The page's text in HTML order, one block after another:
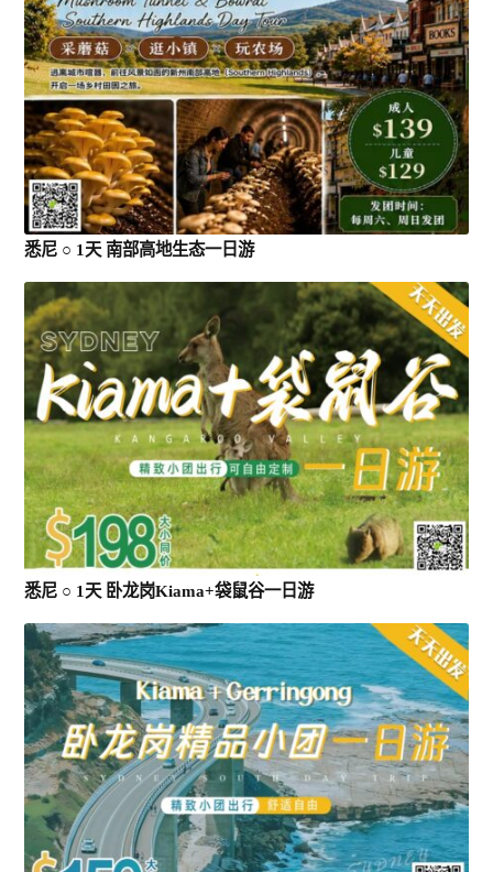
悉尼 ○ 1天 南部高地生态一日游
悉尼 ○ 1天 卧龙岗Kiama+袋鼠谷一日游